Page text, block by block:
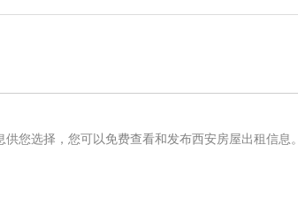
您选择，您可以免费查看和发布西安房屋出租信息。